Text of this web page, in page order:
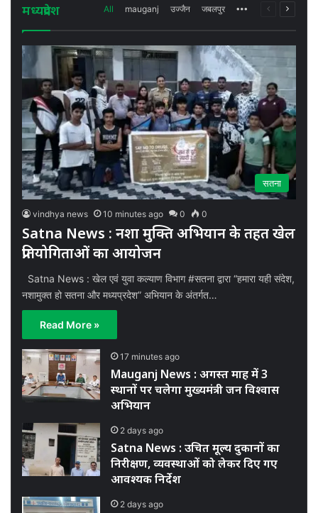
मध्यप्रदेश All mauganj उज्जैन जबलपुर MorePrevious
Next
सतना
vindhya news 10 minutes ago 0 0
Satna News : नशा मुक्ति अभियान के तहत खेल
प्रतियोगिताओं का आयोजन
Satna News : खेल एवं युवा कल्याण विभाग #सतना द्वारा “हमारा यही संदेश,
नशामुक्त हो सतना और मध्यप्रदेश” अभियान के अंतर्गत…
Read More »
17 minutes ago
Mauganj News : अगस्त माह में 3
स्थानों पर चलेगा मुख्यमंत्री जन विश्वास
अभियान
2 days ago
Satna News : उचित मूल्य दुकानों का
निरीक्षण, व्यवस्थाओं को लेकर दिए गए
आवश्यक निर्देश
2 days ago